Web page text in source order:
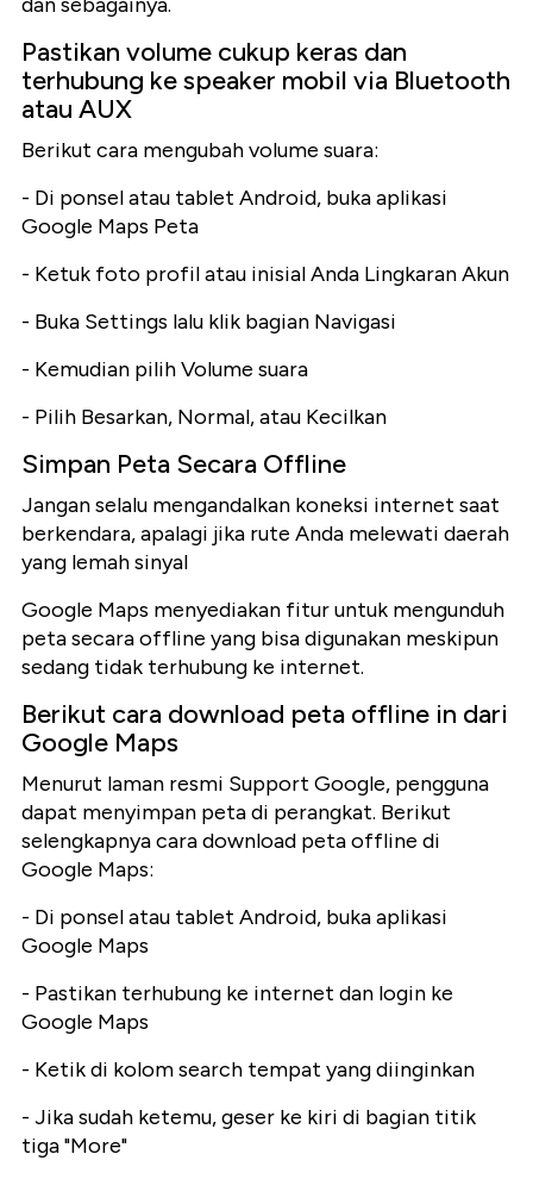
Pastikan volume cukup keras dan
terhubung ke speaker mobil via Bluetooth
atau AUX
Berikut cara mengubah volume suara:
- Di ponsel atau tablet Android, buka aplikasi
Google Maps Peta
- Ketuk foto profil atau inisial Anda Lingkaran Akun
- Buka Settings lalu klik bagian Navigasi
- Kemudian pilih Volume suara
- Pilih Besarkan, Normal, atau Kecilkan
Simpan Peta Secara Offline
Jangan selalu mengandalkan koneksi internet saat
berkendara, apalagi jika rute Anda melewati daerah
yang lemah sinyal
Google Maps menyediakan fitur untuk mengunduh
peta secara offline yang bisa digunakan meskipun
sedang tidak terhubung ke internet.
Berikut cara download peta offline in dari
Google Maps
Menurut laman resmi Support Google, pengguna
dapat menyimpan peta di perangkat. Berikut
selengkapnya cara download peta offline di
Google Maps:
- Di ponsel atau tablet Android, buka aplikasi
Google Maps
- Pastikan terhubung ke internet dan login ke
Google Maps
- Ketik di kolom search tempat yang diinginkan
- Jika sudah ketemu, geser ke kiri di bagian titik
tiga "More"